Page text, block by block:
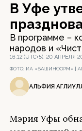
В Уфе
В программе –
народов и
16:12 (UTC+5), 20 АПРЕЛЯ
ФОТО: ИА «БАШИНФОРМ» |
АЛЬФИЯ
Мэрия Уфы